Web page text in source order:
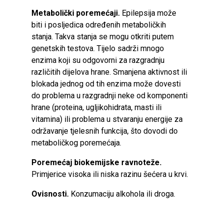
Metabolički poremećaji. Epilepsija može
biti i posljedica određenih metaboličkih
stanja. Takva stanja se mogu otkriti putem
genetskih testova. Tijelo sadrži mnogo
enzima koji su odgovorni za razgradnju
različitih dijelova hrane. Smanjena aktivnost ili
blokada jednog od tih enzima može dovesti
do problema u razgradnji neke od komponenti
hrane (proteina, ugljikohidrata, masti ili
vitamina) ili problema u stvaranju energije za
održavanje tjelesnih funkcija, što dovodi do
metaboličkog poremećaja.
Poremećaj biokemijske ravnoteže.
Primjerice visoka ili niska razinu šećera u krvi.
Ovisnosti. Konzumaciju alkohola ili droga.